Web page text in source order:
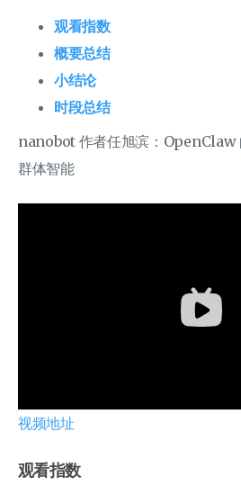
观看指数
概要总结
小结论
时段总结
nanobot 作者任旭滨：OpenClaw
群体智能
视频地址
观看指数